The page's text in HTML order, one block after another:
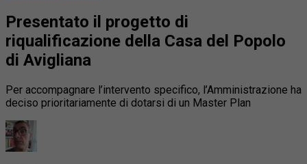
Presentato il progetto di
riqualificazione della Casa del Popolo
di Avigliana
Per accompagnare l’intervento specifico, l’Amministrazione ha
deciso prioritariamente di dotarsi di un Master Plan